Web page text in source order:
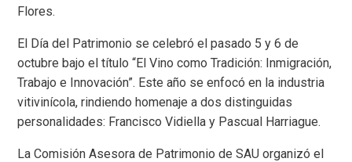
Flores.
El Día del Patrimonio se celebró el pasado 5 y 6 de
octubre bajo el título “El Vino como Tradición: Inmigración,
Trabajo e Innovación”. Este año se enfocó en la industria
vitivinícola, rindiendo homenaje a dos distinguidas
personalidades: Francisco Vidiella y Pascual Harriague.
La Comisión Asesora de Patrimonio de SAU organizó el